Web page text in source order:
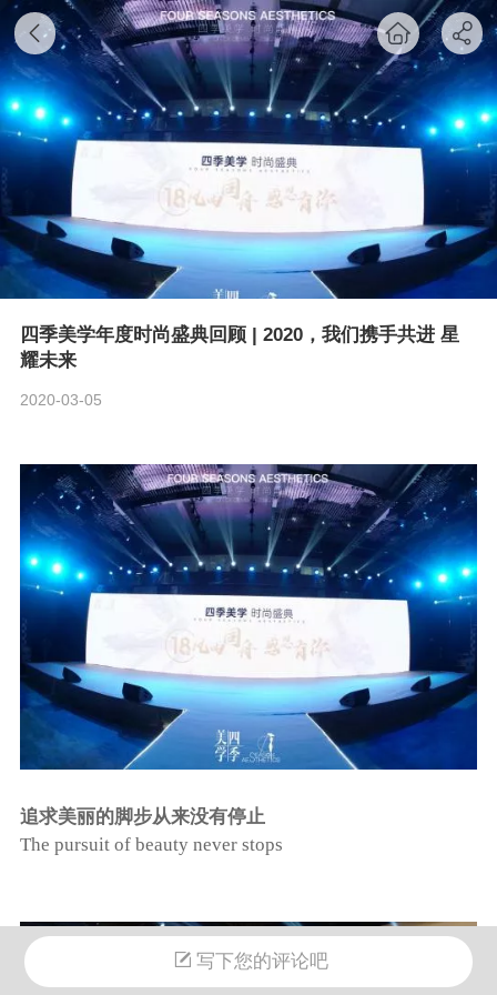
四季美学年度时尚盛典回顾 | 2020，我们携手共进 星
耀未来
2020-03-05
追求美丽的脚步从来没有停止
The pursuit of beauty never stops
写下您的评论吧